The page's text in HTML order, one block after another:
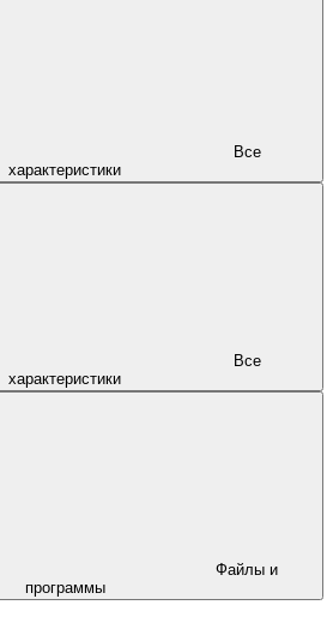
характеристики
характеристики
программы